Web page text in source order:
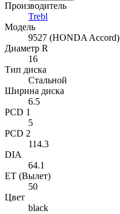
Производитель
Trebl
Модель
9527 (HONDA Accord)
Диаметр R
16
Тип диска
Стальной
Ширина диска
6.5
PCD 1
5
PCD 2
114.3
DIA
64.1
ET (Вылет)
50
Цвет
black